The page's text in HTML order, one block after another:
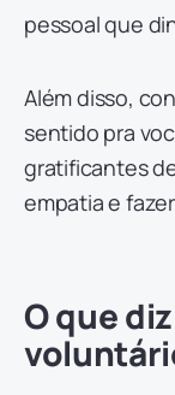
pessoal que
Além disso,
sentido pra
gratificantes
empatia e
O que